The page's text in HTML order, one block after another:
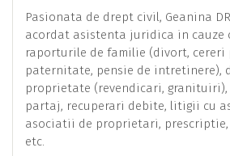
Pasionata de drept civil, Geanina
acordat asistenta juridica in cauze
raporturile de familie (divort,
paternitate, pensie de intretinere),
proprietate (revendicari, granituiri),
partaj, recuperari debite, litigii cu
asociatii de proprietari,
etc.